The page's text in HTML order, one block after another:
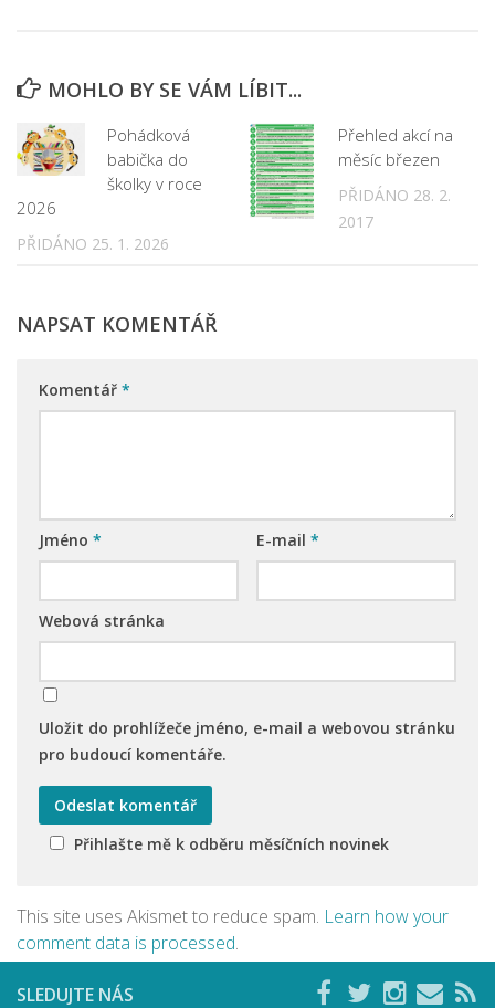
MOHLO BY SE VÁM LÍBIT...
Pohádková
babička do
školky v roce
2026
PŘIDÁNO 25. 1. 2026
Přehled akcí na
měsíc březen
PŘIDÁNO 28. 2.
2017
NAPSAT KOMENTÁŘ
Komentář *
Jméno * E-mail *
Webová stránka
Uložit do prohlížeče jméno, e-mail a webovou stránku
pro budoucí komentáře.
Přihlašte mě k odběru měsíčních novinek
This site uses Akismet to reduce spam. Learn how your
comment data is processed.
SLEDUJTE NÁS